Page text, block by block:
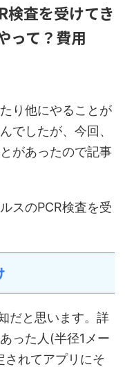
検査を受けてき
って？費用
り他にやることが
でしたが、今回、
があったので記事
スのPCR検査を受
だと思います。詳
った人(半径1メー
されてアプリにそ